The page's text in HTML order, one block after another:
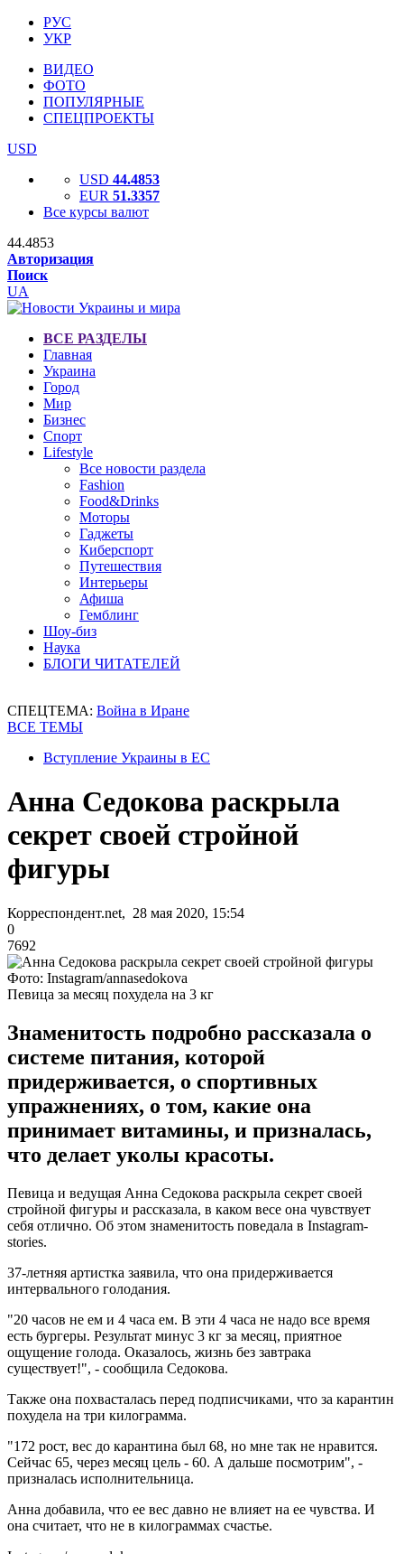
РУС
УКР
ВИДЕО
ФОТО
ПОПУЛЯРНЫЕ
СПЕЦПРОЕКТЫ
USD
USD 44.4853
EUR 51.3357
Все курсы валют
44.4853
Авторизация
Поиск
UA
ВСЕ РАЗДЕЛЫ
Главная
Украина
Город
Мир
Бизнес
Спорт
Lifestyle
Все новости раздела
Fashion
Food&Drinks
Моторы
Гаджеты
Киберспорт
Путешествия
Интерьеры
Афиша
Гемблинг
Шоу-биз
Наука
БЛОГИ ЧИТАТЕЛЕЙ
СПЕЦТЕМА: Война в Иране
ВСЕ ТЕМЫ
Вступление Украины в ЕС
Анна Седокова раскрыла
секрет своей стройной
фигуры
Корреспондент.net, 28 мая 2020, 15:54
0
7692
Фото: Instagram/annasedokova
Певица за месяц похудела на 3 кг
Знаменитость подробно рассказала о
системе питания, которой
придерживается, о спортивных
упражнениях, о том, какие она
принимает витамины, и призналась,
что делает уколы красоты.
Певица и ведущая Анна Седокова раскрыла секрет своей
стройной фигуры и рассказала, в каком весе она чувствует
себя отлично. Об этом знаменитость поведала в Instagram-
stories.
37-летняя артистка заявила, что она придерживается
интервального голодания.
"20 часов не ем и 4 часа ем. В эти 4 часа не надо все время
есть бургеры. Результат минус 3 кг за месяц, приятное
ощущение голода. Оказалось, жизнь без завтрака
существует!", - сообщила Седокова.
Также она похвасталась перед подписчиками, что за карантин
похудела на три килограмма.
"172 рост, вес до карантина был 68, но мне так не нравится.
Сейчас 65, через месяц цель - 60. А дальше посмотрим", -
призналась исполнительница.
Анна добавила, что ее вес давно не влияет на ее чувства. И
она считает, что не в килограммах счастье.